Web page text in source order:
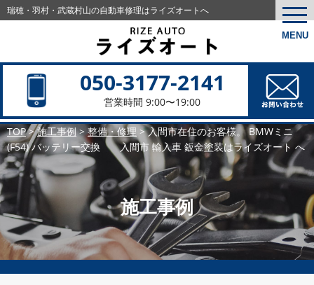
MENU
瑞穂・羽村・武蔵村山の自動車修理はライズオートへ
050-3177-2141
営業時間 9:00〜19:00
TOP>施工事例>整備・修理 >入間市在住のお客様。 BMWミニ
(F54) バッテリー交換 入間市 輸入車 鈑金塗装はライズオート へ
施工事例